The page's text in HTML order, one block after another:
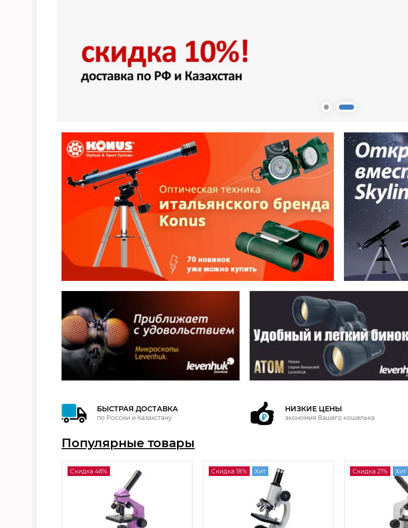
БЫСТРАЯ ДОСТАВКА
по России и Казахстану
НИЗКИЕ ЦЕНЫ
экономия Вашего кошелька
Популярные товары
Скидка 46% Скидка 18% Хит Скидка 21% Хит